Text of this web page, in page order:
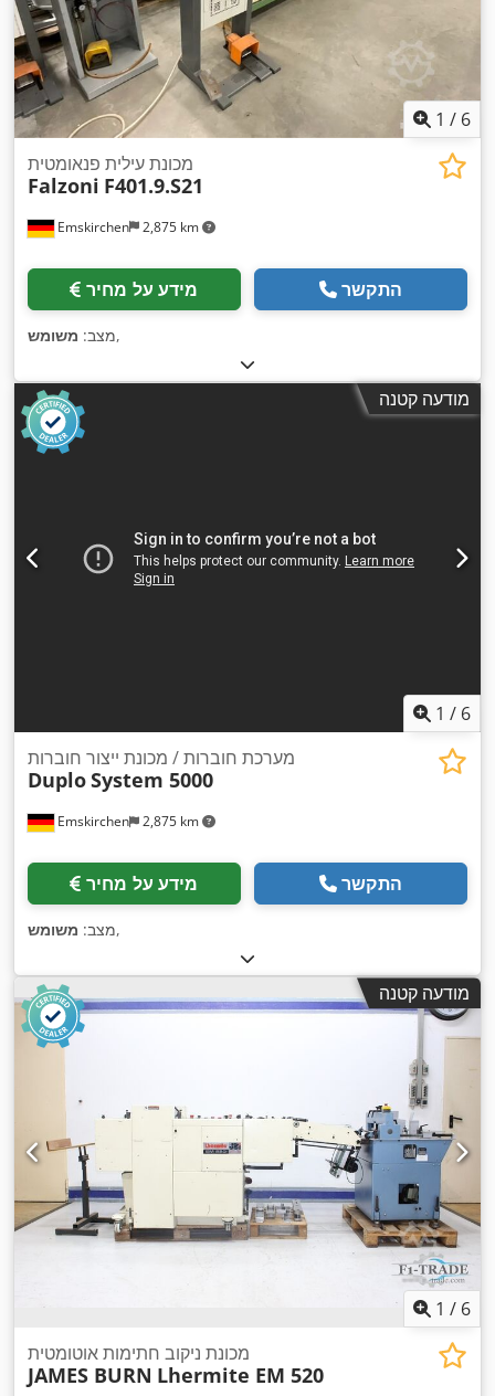
1 / 6
Emskirchen 2,875 km
מכונת עילית פנאומטית
Falzoni F401.9.S21
מידע על מחיר התקשר
מצב: משומש ,
מודעה קטנה
1 / 6
Emskirchen 2,875 km
מערכת חוברות / מכונת ייצור חוברות
DuploSystem 5000
מידע על מחיר התקשר
מצב: משומש ,
מודעה קטנה
1 / 6
מכונת ניקוב חתימות אוטומטית
JAMES BURN Lhermite EM 520